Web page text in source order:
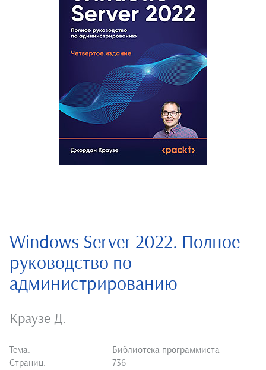
Windows Server 2022. Полное
руководство по
администрированию
Краузе Д.
Тема:
Библиотека программиста
Страниц:
736